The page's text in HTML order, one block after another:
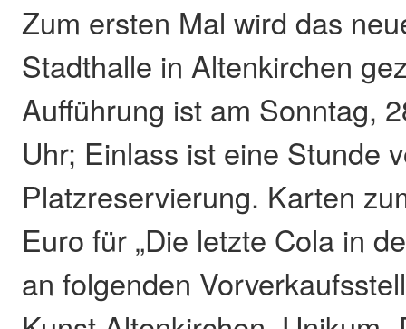
Zum ersten Mal wird das
Stadthalle in Altenkirchen
Aufführung ist am Sonntag,
Uhr; Einlass ist eine Stunde
Platzreservierung. Karten
Euro für „Die letzte Cola in
an folgenden